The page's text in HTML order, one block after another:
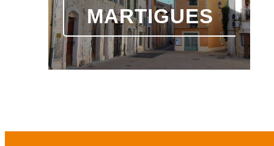
MARTIGUES